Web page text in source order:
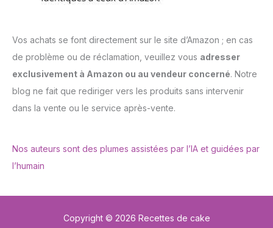
Vos achats se font directement sur le site d’Amazon ; en cas
de problème ou de réclamation, veuillez vous adresser
exclusivement à Amazon ou au vendeur concerné. Notre
blog ne fait que rediriger vers les produits sans intervenir
dans la vente ou le service après-vente.
Nos auteurs sont des plumes assistées par l’IA et guidées par
l’humain
Copyright © 2026 Recettes de cake